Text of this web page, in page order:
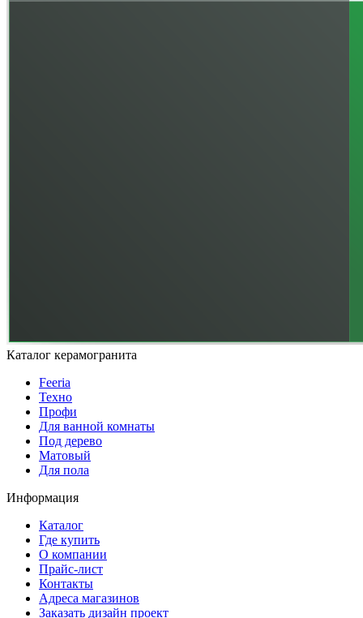
Каталог керамогранита
Feeria
Техно
Профи
Для ванной комнаты
Под дерево
Матовый
Для пола
Информация
Каталог
Где купить
О компании
Прайс-лист
Контакты
Адреса магазинов
Заказать дизайн проект